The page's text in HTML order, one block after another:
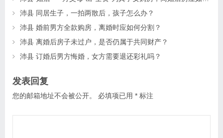
沛县 同居生子，一拍两散后，孩子怎么办？
沛县 婚前男方全款购房，离婚时应如何分割？
沛县 离婚后房子未过户，是否仍属于共同财产？
沛县 订婚后男方悔婚，女方需要退还彩礼吗？
发表回复
您的邮箱地址不会被公开。 必填项已用 * 标注